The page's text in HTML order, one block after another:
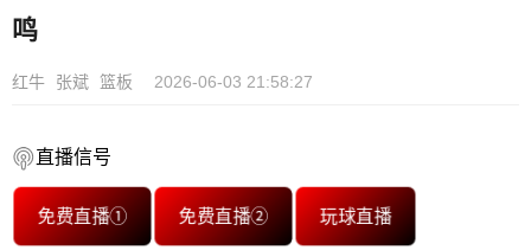
鸣
红牛 张斌 篮板 2026-06-03 21:58:27
直播信号
免费直播① 免费直播② 玩球直播